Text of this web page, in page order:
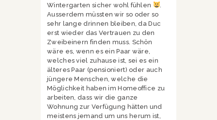
Wintergarten sicher wohl fühlen
Ausserdem müssten wir so oder so
sehr lange drinnen bleiben, da Duc
erst wieder das Vertrauen zu den
Zweibeinern finden muss. Schön
wäre es, wenn es ein Paar wäre,
welches viel zuhause ist, sei es ein
älteres Paar (pensioniert) oder auch
jüngere Menschen, welche die
Möglichkeit haben im Homeoffice zu
arbeiten, dass wir die ganze
Wohnung zur Verfügung hätten und
meistens jemand um uns herum ist,